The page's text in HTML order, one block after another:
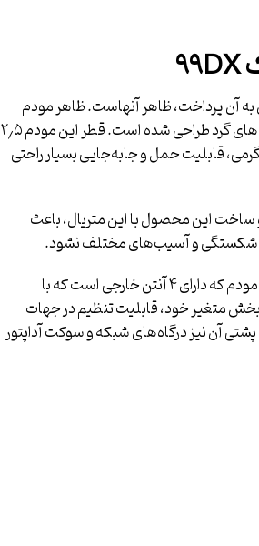
آن پرداخت، ظاهر آن­هاست. ظاهر مودم
نزتک ۹۹C همانند سایر مودم‌های این برند، به صورت مستطیلی با گوشه‌های گرد طراحی شده است. قطر این مودم ۲٫۵
متر بوده که با توجه به طول ۱۰ سانتی متری آن و هم چنین وزن ۱۷۰ گرمی، قابلیت حمل و جابه‌جایی بسیار راحتی
این محصول با این متریال، باعث
شکستگی و آسیب‌های مختلف نشود.
اما مودم نزتک ۹۹DX با طراحی متفاوت‌تری به بازار عرضه شده است. این مودم که دارای ۴ آنتن خارجی است که با
بخش متغیر خود، قابلیت تنظیم در جهات
آن نیز درگاه‌های شبکه و سوکت آداپتور